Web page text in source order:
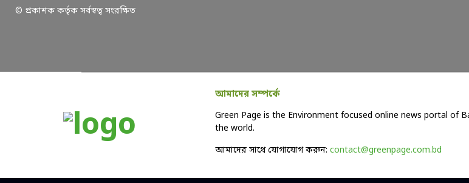
© প্রকাশক কর্তৃক সর্বস্বত্ব সংরক্ষিত
আমাদের সম্পর্কে
Green Page is the Environment focused online news portal of
the world.
আমাদের সাথে যোগাযোগ করুন: contact@greenpage.com.bd